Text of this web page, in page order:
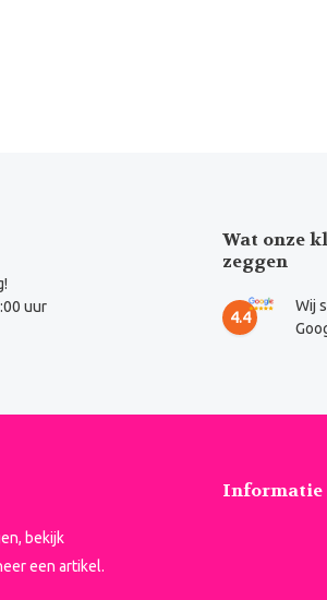
uur
Wat onze
zeggen
4.4
Wij
bekijk
een artikel.
Informatie